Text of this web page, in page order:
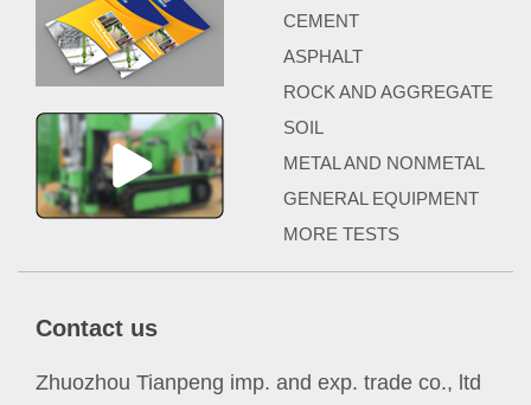
CEMENT
ASPHALT
ROCK AND AGGREGATE
SOIL
METAL AND NONMETAL
GENERAL EQUIPMENT
MORE TESTS
Contact us
Zhuozhou Tianpeng imp. and exp. trade co., ltd